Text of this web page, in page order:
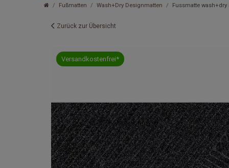
Fußmatten Wash+Dry Designmatten Fussmatte wash+dry
Zurück zur Übersicht
Versandkostenfrei*